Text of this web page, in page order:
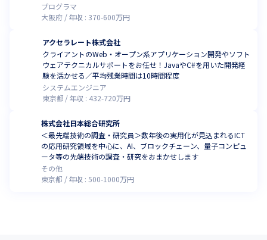
プログラマ
大阪府
年収 : 370-600万円
アクセラレート株式会社
クライアントのWeb・オープン系アプリケーション開発やソフト
ウェアテクニカルサポートをお任せ！JavaやC#を用いた開発経
験を活かせる／平均残業時間は10時間程度
システムエンジニア
東京都
年収 : 432-720万円
株式会社日本総合研究所
＜最先端技術の調査・研究員＞数年後の実用化が見込まれるICT
の応用研究領域を中心に、AI、ブロックチェーン、量子コンピュ
ータ等の先端技術の調査・研究をおまかせします
その他
東京都
年収 :500-1000万円